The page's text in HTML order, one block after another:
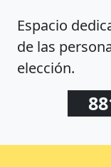
Espacio
de las
elección.